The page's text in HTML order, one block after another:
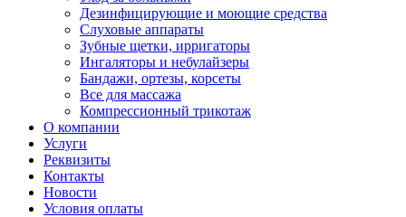
Дезинфицирующие и моющие средства
Слуховые аппараты
Зубные щетки, ирригаторы
Ингаляторы и небулайзеры
Бандажи, ортезы, корсеты
Все для массажа
Компрессионный трикотаж
О компании
Услуги
Реквизиты
Контакты
Новости
Условия оплаты